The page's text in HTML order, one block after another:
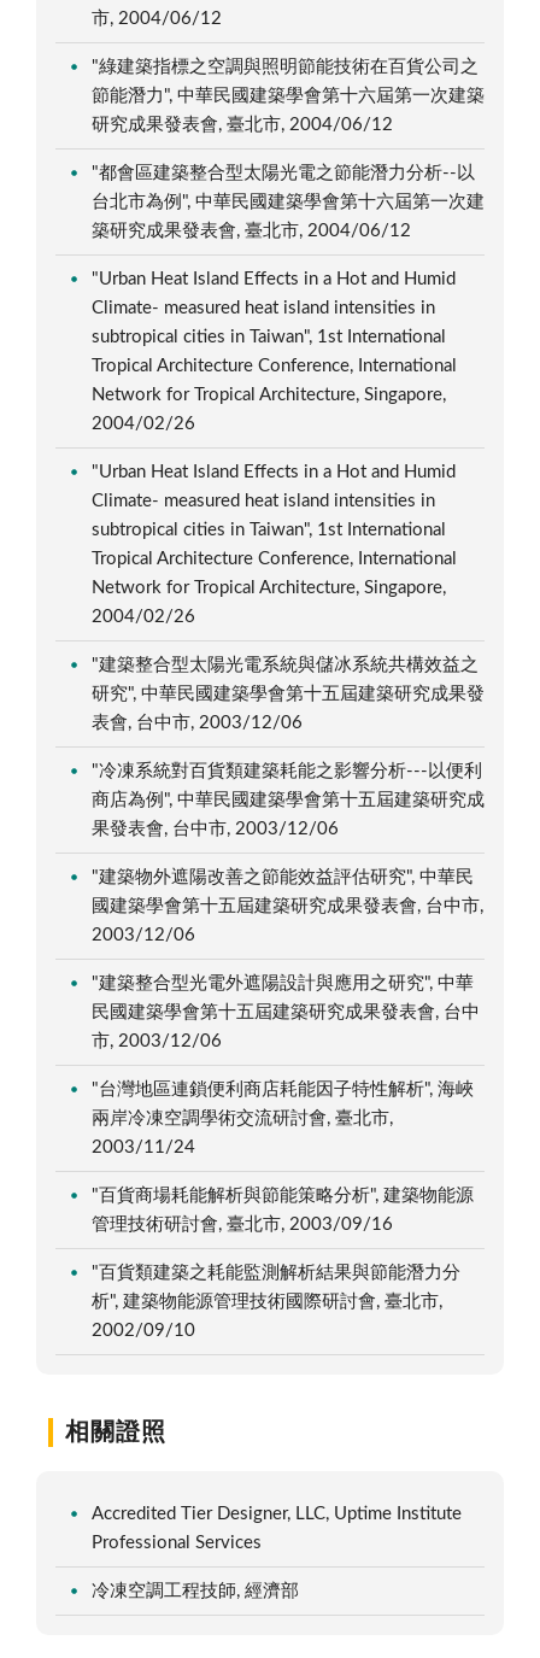
市, 2004/06/12
"綠建築指標之空調與照明節能技術在百貨公司之
節能潛力", 中華民國建築學會第十六屆第一次建築
研究成果發表會, 臺北市, 2004/06/12
"都會區建築整合型太陽光電之節能潛力分析--以
台北市為例", 中華民國建築學會第十六屆第一次建
築研究成果發表會, 臺北市, 2004/06/12
"Urban Heat Island Effects in a Hot and Humid
Climate- measured heat island intensities in
subtropical cities in Taiwan", 1st International
Tropical Architecture Conference, International
Network for Tropical Architecture, Singapore,
2004/02/26
"Urban Heat Island Effects in a Hot and Humid
Climate- measured heat island intensities in
subtropical cities in Taiwan", 1st International
Tropical Architecture Conference, International
Network for Tropical Architecture, Singapore,
2004/02/26
"建築整合型太陽光電系統與儲冰系統共構效益之
研究", 中華民國建築學會第十五屆建築研究成果發
表會, 台中市, 2003/12/06
"冷凍系統對百貨類建築耗能之影響分析---以便利
商店為例", 中華民國建築學會第十五屆建築研究成
果發表會, 台中市, 2003/12/06
"建築物外遮陽改善之節能效益評估研究", 中華民
國建築學會第十五屆建築研究成果發表會, 台中市,
2003/12/06
"建築整合型光電外遮陽設計與應用之研究", 中華
民國建築學會第十五屆建築研究成果發表會, 台中
市, 2003/12/06
"台灣地區連鎖便利商店耗能因子特性解析", 海峽
兩岸冷凍空調學術交流研討會, 臺北市,
2003/11/24
"百貨商場耗能解析與節能策略分析", 建築物能源
管理技術研討會, 臺北市, 2003/09/16
"百貨類建築之耗能監測解析結果與節能潛力分
析", 建築物能源管理技術國際研討會, 臺北市,
2002/09/10
相關證照
Accredited Tier Designer, LLC, Uptime Institute
Professional Services
冷凍空調工程技師, 經濟部